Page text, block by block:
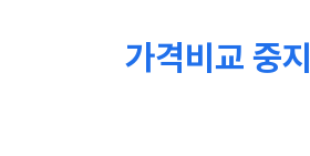
가격비교 중지